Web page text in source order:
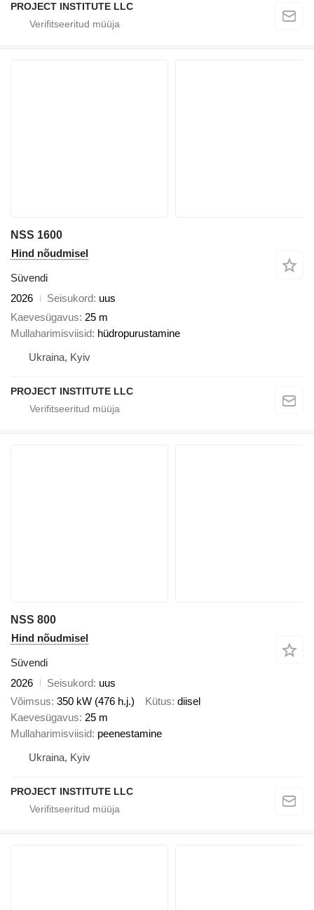
PROJECT INSTITUTE LLC
NSS 1600
Hind nõudmisel
Süvendi
2026
Seisukord uus
Kaevesügavus 25 m
Mullaharimisviisid hüdropurustamine
Ukraina, Kyiv
PROJECT INSTITUTE LLC
NSS 800
Hind nõudmisel
Süvendi
2026
Seisukord uus
Võimsus 350 kW (476 h.j.) Kütus diisel
Kaevesügavus 25 m
Mullaharimisviisid peenestamine
Ukraina, Kyiv
PROJECT INSTITUTE LLC